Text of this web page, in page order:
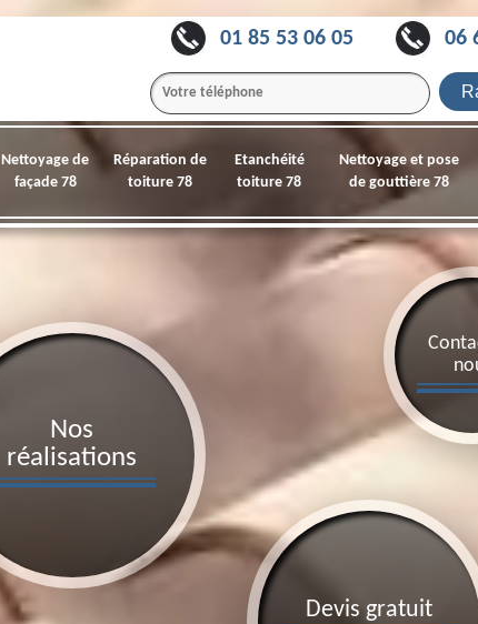
01 85 53 06 05 06
Nettoyage de
façade 78
Réparation de
toiture 78
Etanchéité
toiture 78
Nettoyage et pose
de gouttière 78
Devis gratuit
Nos
réalisations